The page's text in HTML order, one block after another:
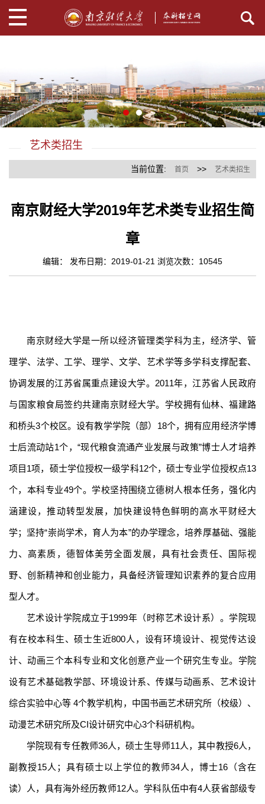
艺术类招生
当前位置: 首页 >> 艺术类招生
南京财经大学2019年艺术类专业招生简
章
编辑： 发布日期：2019-01-21 浏览次数： 10545
南京财经大学是一所以经济管理类学科为主，经济学、管
理学、法学、工学、理学、文学、艺术学等多学科支撑配套、
协调发展的江苏省属重点建设大学。 2011年，江苏省人民政府
与国家粮食局签约共建南京财经大学。 学校拥有仙林、福建路
和桥头3个校区。设有教学学院（部）18个，拥有应用经济学博
士后流动站1个，“现代粮食流通产业发展与政策”博士人才培养
项目1项，硕士学位授权一级学科12个，硕士专业学位授权点13
个，本科专业49个。学校坚持围绕立德树人根本任务，强化内
涵建设，推动转型发展，加快建设特色鲜明的高水平财经大
学；坚持“崇尚学术， 育人为本”的办学理念，培养厚基础、强能
力、高素质，德智体美劳全面发展，具有社会责任、国际视
野、创新精神和创业能力，具备经济管理知识素养的复合应用
型人才。
艺术设计学院成立于1999年（时称艺术设计系）。学院现
有在校本科生、硕士生近800人，设有环境设计、视觉传达设
计、动画三个本科专业和文化创意产业一个研究生专业。学院
设有艺术基础教学部、环境设计系、传媒与动画系、艺术设计
综合实验中心等 4个教学机构，中国书画艺术研究所（校级）、
动漫艺术研究所及CI设计研究中心3个科研机构。
学院现有专任教师36人，硕士生导师11人，其中教授6人，
副教授15人；具有硕士以上学位的教师34人，博士16（含在
读）人，具有海外经历教师12人。学科队伍中有4人获省部级专